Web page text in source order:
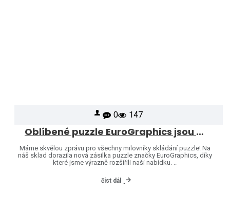
0 147
Oblíbené puzzle EuroGraphics jsou opět skladem – naši nabídku jsme rozšířili o další motivy!
Máme skvělou zprávu pro všechny milovníky skládání puzzle! Na
náš sklad dorazila nová zásilka puzzle značky EuroGraphics, díky
které jsme výrazně rozšířili naši nabídku. ..
číst dál